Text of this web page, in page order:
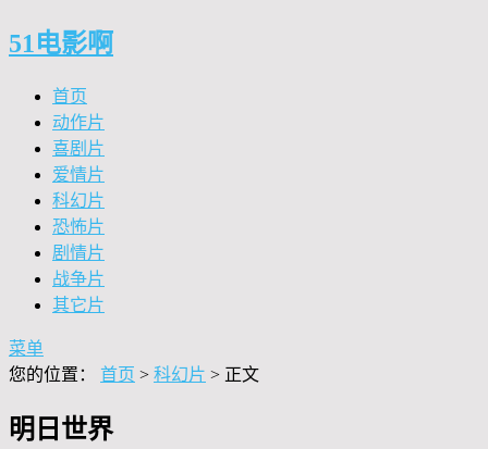
51电影啊
首页
动作片
喜剧片
爱情片
科幻片
恐怖片
剧情片
战争片
其它片
菜单
您的位置： 首页 > 科幻片 > 正文
明日世界